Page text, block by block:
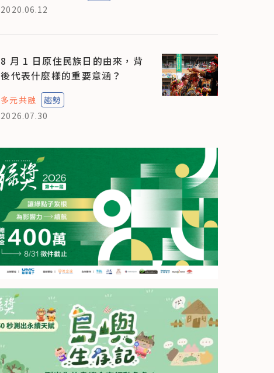
2020.06.12
8 月 1 日原住民族日的由來，背
後代表什麼樣的重要意涵？
多元共融
趨勢
2026.07.30